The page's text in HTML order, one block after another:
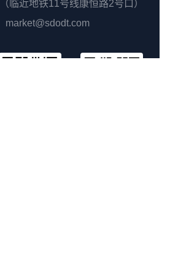
临近地铁11号线康恒路2号口）
market@sdodt.com